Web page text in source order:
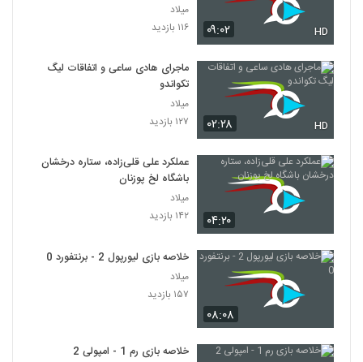
۰۹:۰۲ HD
میلاد
۱۱۶ بازدید
۰۲:۲۸ HD
ماجرای هادی ساعی و اتفاقات لیگ
تکواندو
میلاد
۱۲۷ بازدید
۰۴:۲۰
عملکرد علی قلی‌زاده، ستاره درخشان
باشگاه لخ پوزنان
میلاد
۱۴۲ بازدید
۰۸:۰۸
خلاصه بازی لیورپول 2 - برنتفورد 0
میلاد
۱۵۷ بازدید
خلاصه بازی رم 1 - امپولی 2